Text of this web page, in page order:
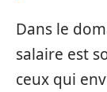
Dans le
salaire est
ceux qui